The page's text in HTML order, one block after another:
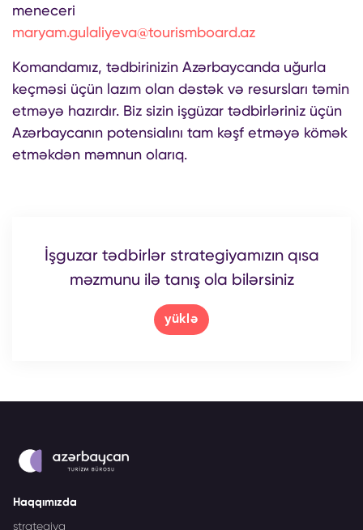
meneceri
maryam.gulaliyeva@tourismboard.az
Komandamız, tədbirinizin Azərbaycanda uğurla
keçməsi üçün lazım olan dəstək və resursları təmin
etməyə hazırdır. Biz sizin işgüzar tədbirləriniz üçün
Azərbaycanın potensialını tam kəşf etməyə kömək
etməkdən məmnun olarıq.
İşguzar tədbirlər strategiyamızın qısa
məzmunu ilə tanış ola bilərsiniz
yüklə
Haqqımızda
strategiya